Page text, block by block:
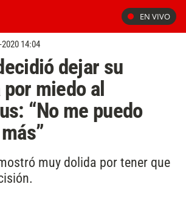
EN VIVO
14:04
dejar su
miedo al
“No me puedo
muy dolida por tener que